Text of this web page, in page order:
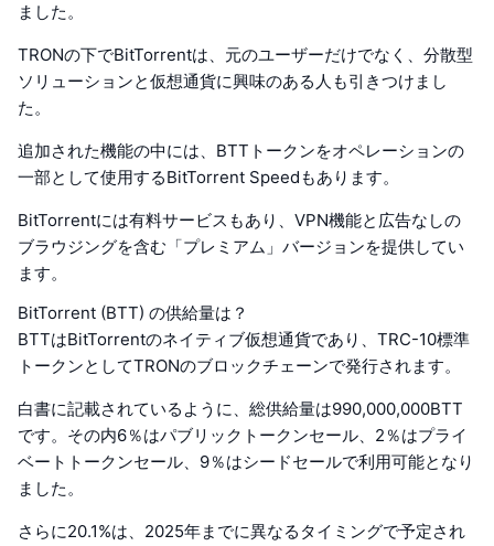
ました。
TRONの下でBitTorrentは、元のユーザーだけでなく、分散型
ソリューションと仮想通貨に興味のある人も引きつけまし
た。
追加された機能の中には、BTTトークンをオペレーションの
一部として使用するBitTorrent Speedもあります。
BitTorrentには有料サービスもあり、VPN機能と広告なしの
ブラウジングを含む「プレミアム」バージョンを提供してい
ます。
BitTorrent (BTT) の供給量は？
BTTはBitTorrentのネイティブ仮想通貨であり、TRC-10標準
トークンとしてTRONのブロックチェーンで発行されます。
白書に記載されているように、総供給量は990,000,000BTT
です。その内6％はパブリックトークンセール、2％はプライ
ベートトークンセール、9％はシードセールで利用可能となり
ました。
さらに20.1%は、2025年までに異なるタイミングで予定され